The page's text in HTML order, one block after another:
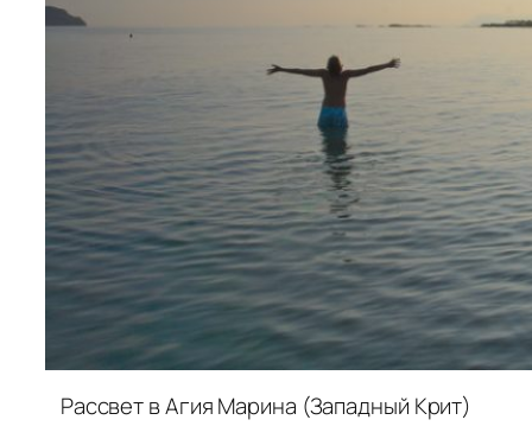
Рассвет в Агия Марина (Западный Крит)